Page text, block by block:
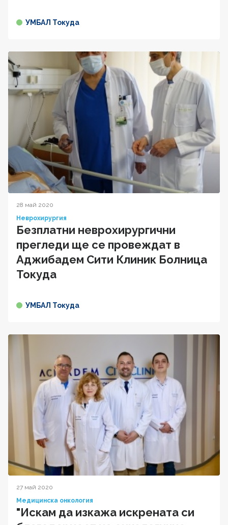
УМБАЛ Токуда
28 май 2020
Неврохирургия
Безплатни неврохирургични
прегледи ще се провеждат в
Аджибадем Сити Клиник Болница
Токуда
УМБАЛ Токуда
27 май 2020
Медицинска онкология
"Искам да изкажа искрената си